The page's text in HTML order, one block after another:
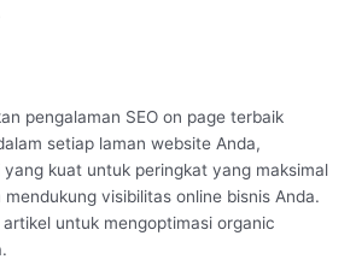
pengalaman SEO on page terbaik
setiap laman website Anda,
yang kuat untuk peringkat yang maksimal
visibilitas online bisnis Anda.
untuk mengoptimasi organic